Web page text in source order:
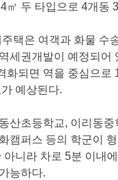
㎡ 두타입으로 4개동
주택은여객과화물수
세권개발이예정되어
화되면역을중심으로
예상된다.
동산초등학교, 이리동중
캠퍼스등의학군이
아니라차로 5분이내
능하다.